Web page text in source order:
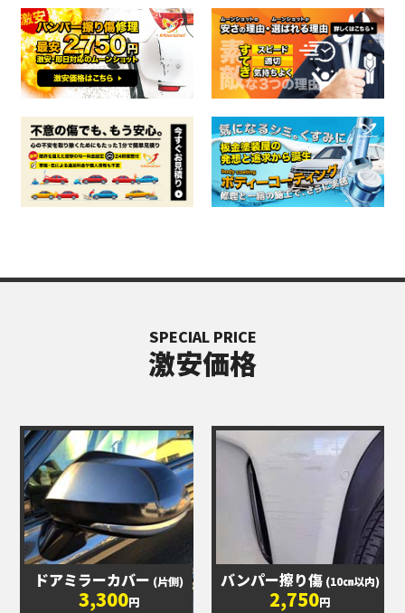
SPECIAL PRICE
激安価格
ドアミラーカバー (片側)
3,300円
バンパー擦り傷 (10㎝以内)
2,750円